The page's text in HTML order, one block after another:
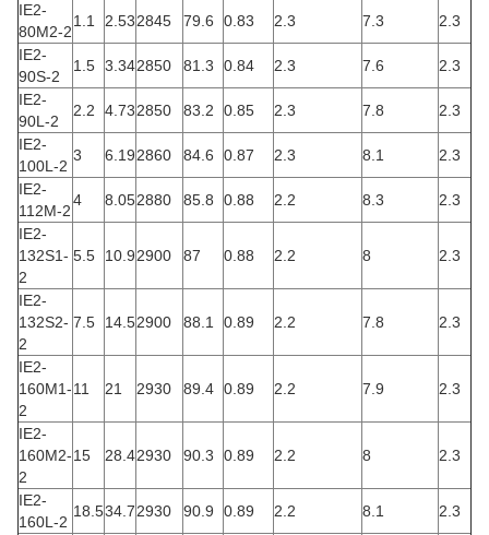
IE2-
80M2-2
1.1 2.532845 79.6 0.83 2.3 7.3
2.3
IE2-
90S-2
1.5 3.342850 81.3 0.84 2.3 7.6
2.3
IE2-
90L-2
2.2 4.732850 83.2 0.85 2.3 7.8
2.3
IE2-
100L-2
3 6.192860 84.6 0.87 2.3 8.1
2.3
IE2-
112M-2
4 8.052880 85.8 0.88 2.2 8.3
2.3
IE2-
132S1-
2
5.5 10.92900 87 0.88 2.2 8 2.3
IE2-
132S2-
2
7.5 14.52900 88.1 0.89 2.2 7.8 2.3
IE2-
160M1-
2
11 21 2930 89.4 0.89 2.2 7.9 2.3
IE2-
160M2-
2
15 28.42930 90.3 0.89 2.2 8 2.3
IE2-
160L-2
18.534.72930 90.9 0.89 2.2 8.1
2.3